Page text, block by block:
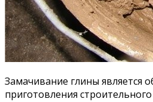
Замачивание глины является
приготовления